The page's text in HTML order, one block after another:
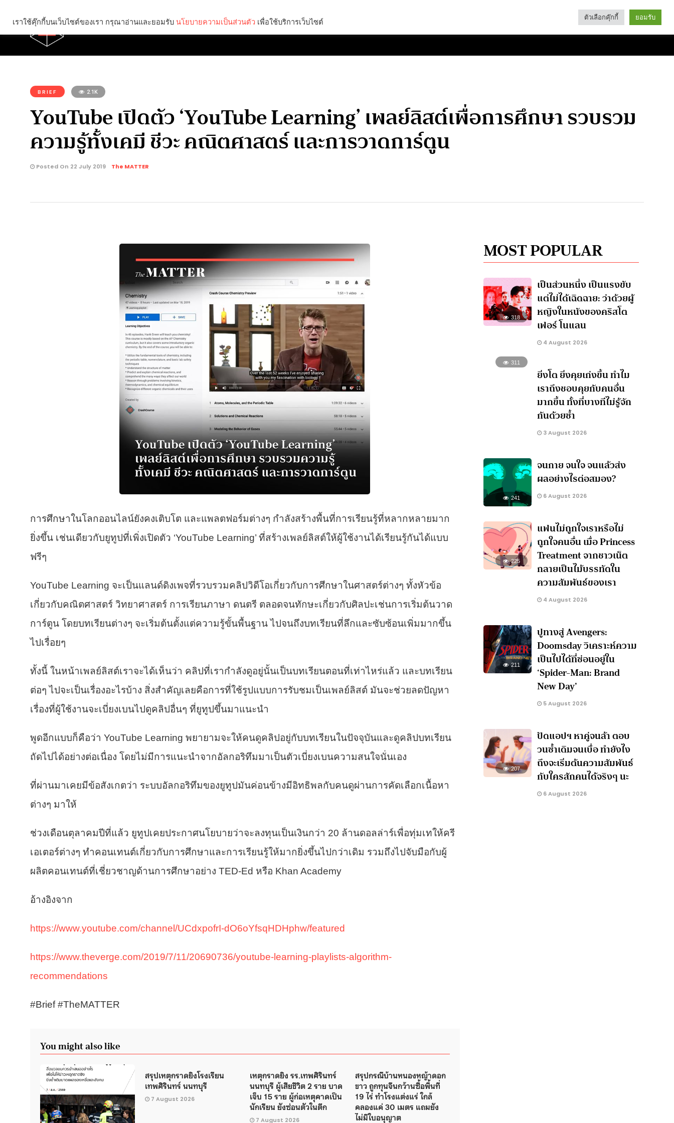
Categories
BRIEF 2.1K
YouTube เปิดตัว ‘YouTube Learning’ เพลย์ลิสต์เพื่อการศึกษา รวบรวม
ความรู้ทั้งเคมี ชีวะ คณิตศาสตร์ และการวาดการ์ตูน
Posted On 22 July 2019 The MATTER
การศึกษาในโลกออนไลน์ยังคงเติบโต และแพลตฟอร์มต่างๆ กำลังสร้างพื้นที่การเรียนรู้ที่หลากหลายมาก
ยิ่งขึ้น เช่นเดียวกับยูทูปที่เพิ่งเปิดตัว ‘YouTube Learning’ ที่สร้างเพลย์ลิสต์ให้ผู้ใช้งานได้เรียนรู้กันได้แบบ
ฟรีๆ
YouTube Learning จะเป็นแลนด์ดิงเพจที่รวบรวมคลิปวิดีโอเกี่ยวกับการศึกษาในศาสตร์ต่างๆ ทั้งหัวข้อ
เกี่ยวกับคณิตศาสตร์ วิทยาศาสตร์ การเรียนภาษา ดนตรี ตลอดจนทักษะเกี่ยวกับศิลปะเช่นการเริ่มต้นวาด
การ์ตูน โดยบทเรียนต่างๆ จะเริ่มต้นตั้งแต่ความรู้ขั้นพื้นฐาน ไปจนถึงบทเรียนที่ลึกและซับซ้อนเพิ่มมากขึ้น
ไปเรื่อยๆ
ทั้งนี้ ในหน้าเพลย์ลิสต์เราจะได้เห็นว่า คลิปที่เรากำลังดูอยู่นั้นเป็นบทเรียนตอนที่เท่าไหร่แล้ว และบทเรียน
ต่อๆ ไปจะเป็นเรื่องอะไรบ้าง สิ่งสำคัญเลยคือการที่ใช้รูปแบบการรับชมเป็นเพลย์ลิสต์ มันจะช่วยลดปัญหา
เรื่องที่ผู้ใช้งานจะเบี่ยงเบนไปดูคลิปอื่นๆ ที่ยูทูปขึ้นมาแนะนำ
พูดอีกแบบก็คือว่า YouTube Learning พยายามจะให้คนดูคลิปอยู่กับบทเรียนในปัจจุบันและดูคลิปบทเรียน
ถัดไปได้อย่างต่อเนื่อง โดยไม่มีการแนะนำจากอัลกอริทึมมาเป็นตัวเบี่ยงเบนความสนใจนั่นเอง
ที่ผ่านมาเคยมีข้อสังเกตว่า ระบบอัลกอริทึมของยูทูปมันค่อนข้างมีอิทธิพลกับคนดูผ่านการคัดเลือกเนื้อหา
ต่างๆ มาให้
ช่วงเดือนตุลาคมปีที่แล้ว ยูทูปเคยประกาศนโยบายว่าจะลงทุนเป็นเงินกว่า 20 ล้านดอลล่าร์เพื่อทุ่มเทให้ครี
เอเตอร์ต่างๆ ทำคอนเทนต์เกี่ยวกับการศึกษาและการเรียนรู้ให้มากยิ่งขึ้นไปกว่าเดิม รวมถึงไปจับมือกับผู้
ผลิตคอนเทนต์ที่เชี่ยวชาญด้านการศึกษาอย่าง TED-Ed หรือ Khan Academy
อ้างอิงจาก
https://www.youtube.com/channel/UCdxpofrI-dO6oYfsqHDHphw/featured
https://www.theverge.com/2019/7/11/20690736/youtube-learning-playlists-algorithm-
recommendations
#Brief #TheMATTER
You might also like
สรุปเหตุกราดยิงโรงเรียน
เทพศิรินทร์ นนทบุรี
7 August 2026
เหตุกราดยิง รร.เทพศิรินทร์
นนทบุรี ผู้เสียชีวิต 2 ราย บาด
เจ็บ 15 ราย ผู้ก่อเหตุคาดเป็น
นักเรียน ยังซ่อนตัวในตึก
7 August 2026
สรุปกรณีบ้านหนองหญ้าดอก
ขาว ถูกทุนจีนกว้านซื้อพื้นที่
19 ไร่ ทำโรงแต่งแร่ ใกล้
คลองแค่ 30 เมตร แถมยัง
ไม่มีใบอนุญาต
MOST POPULAR
318
เป็นส่วนหนึ่ง เป็นแรงขับ
แต่ไม่ได้เฉิดฉาย: ว่าด้วยผู้
หญิงในหนังของคริสโต
เฟอร์ โนแลน
4 August 2026
311
ยิ่งโต ยิ่งคุยเก่งขึ้น ทำไม
เราถึงชอบคุยกับคนอื่น
มากขึ้น ทั้งที่บางทีไม่รู้จัก
กันด้วยซ้ำ
3 August 2026
241
จนกาย จนใจ จนแล้วส่ง
ผลอย่างไรต่อสมอง?
6 August 2026
225
แฟนไม่ถูกใจเราหรือไม่
ถูกใจคนอื่น เมื่อ Princess
Treatment จากชาวเน็ต
กลายเป็นไม้บรรทัดใน
ความสัมพันธ์ของเรา
4 August 2026
211
ปูทางสู่ Avengers:
Doomsday วิเคราะห์ความ
เป็นไปได้ที่ซ่อนอยู่ใน
‘Spider-Man: Brand
New Day’
5 August 2026
207
ปัดแอปฯ หาคู่จนล้า ตอบ
วนซ้ำเดิมจนเบื่อ ทำยังไง
ถึงจะเริ่มต้นความสัมพันธ์
กับใครสักคนได้จริงๆ นะ
6 August 2026
เราใช้คุ๊กกี้บนเว็บไซต์ของเรา กรุณาอ่านและยอมรับ นโยบายความเป็นส่วนตัว เพื่อใช้บริการเว็บไซต์ ตัวเลือกคุ๊กกี้ ยอมรับ